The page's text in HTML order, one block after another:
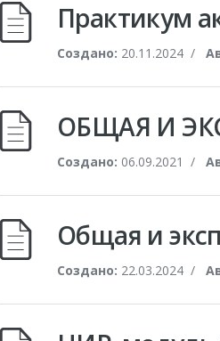
Практикум
Создано: 20.11.2024 /
ОБЩАЯ И
Создано: 06.09.2021 /
Общая и
Создано: 22.03.2024 /